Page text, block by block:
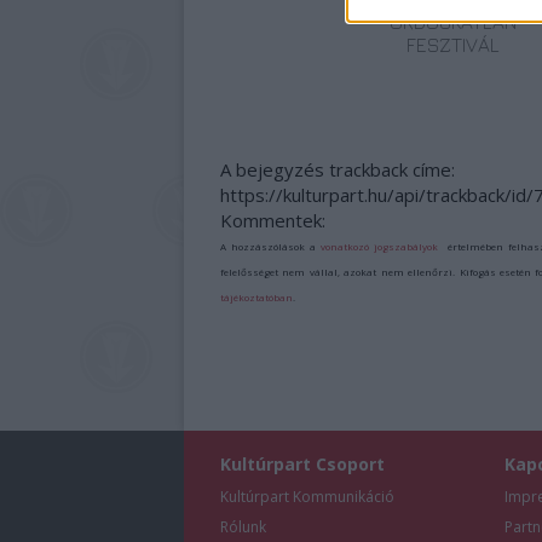
ÖRDÖGKATLAN
FESZTIVÁL
A bejegyzés trackback címe:
https://kulturpart.hu/api/trackback/id/
Kommentek:
A hozzászólások avonatkozó jogszabályok értelmében
felelősséget nem vállal, azokat nem ellenőrzi. Kifogás esetén
tájékoztatóban
Kultúrpart Csoport
Kultúrpart Kommunikáció
Rólunk